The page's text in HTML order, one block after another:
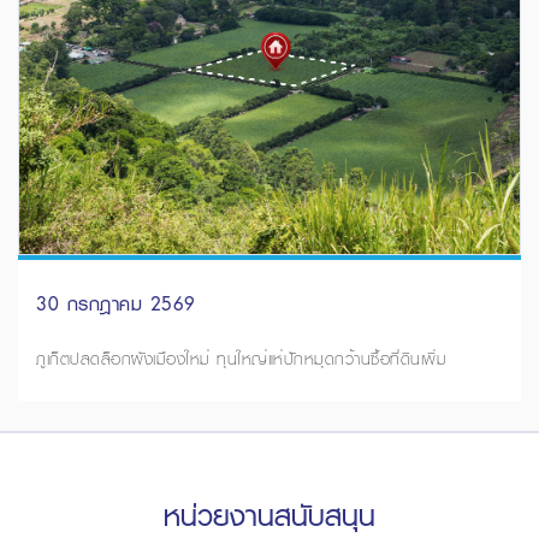
30 กรกฎาคม 2569
ภูเก็ตปลดล็อกผังเมืองใหม่ ทุนใหญ่แห่ปักหมุดกว้านซื้อที่ดินเพิ่ม
หน่วยงานสนับสนุน